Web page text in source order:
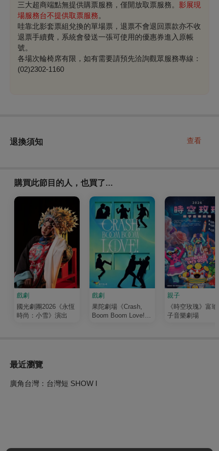
三大超商端點無提供購票服務，僅開放取票服務。 影展現
場服務台不提供取票服務。
哇靠北影套票組兌換的單場票，退票不會退回票款亦不收
退票手續費，系統會發送一張可使用的優惠券進入原帳
號。
各場次輪椅席有限，如有需要請預先洽詢觀眾服務專線：
(02)2302-1160
退換須知 查看
購買此節目的人，也買了...
戲劇
國光劇團2026《永恆
時尚：小雪》演出
戲劇
果陀劇場《Crash,
Boom Boom Love!》
親子
《時空玫瑰》富
子音樂劇場
最近瀏覽
廣角台灣：台灣短 SHOW I